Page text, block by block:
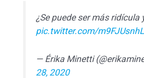
¿Se puede ser más ridícula
pic.twitter.com/
— Érika Minetti
28, 2020